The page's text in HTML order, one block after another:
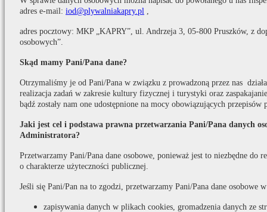
adres e-mail: iod@plywalniakapry.pl
adres pocztowy: MKP „KAPRY”, ul. Andrzeja 3, 05-800 Pruszków, z
osobowych”.
Skąd mamy Pani/Pana dane?
Otrzymaliśmy je od Pani/Pana w związku z prowadzoną przez nas
realizacja zadań w zakresie kultury fizycznej i turystyki oraz
bądź zostały nam one udostępnione na mocy obowiązujących przepisów
Jaki jest cel i podstawa prawna przetwarzania Pani/Pana danych
Administratora?
Przetwarzamy Pani/Pana dane osobowe, ponieważ jest to niezbędne do
o charakterze użyteczności publicznej.
Jeśli się Pani/Pan na to zgodzi, przetwarzamy Pani/Pana dane osobowe
zapisywania danych w plikach cookies, gromadzenia danych ze